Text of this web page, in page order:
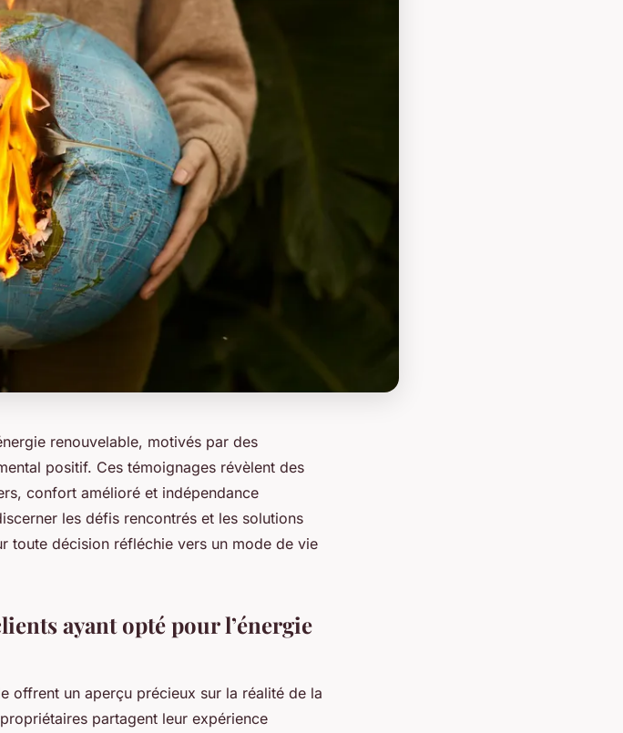
renouvelable, motivés par des
positif. Ces témoignages révèlent des
confort amélioré et indépendance
les défis rencontrés et les solutions
toute décision réfléchie vers un mode de vie
ayant opté pour l’énergie
offrent un aperçu précieux sur la réalité de la
partagent leur expérience